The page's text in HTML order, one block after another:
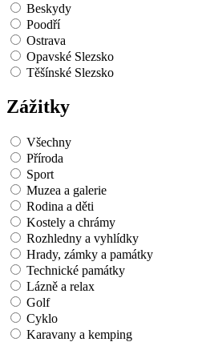
Beskydy
Poodří
Ostrava
Opavské Slezsko
Těšínské Slezsko
Zážitky
Všechny
Příroda
Sport
Muzea a galerie
Rodina a děti
Kostely a chrámy
Rozhledny a vyhlídky
Hrady, zámky a památky
Technické památky
Lázně a relax
Golf
Cyklo
Karavany a kemping